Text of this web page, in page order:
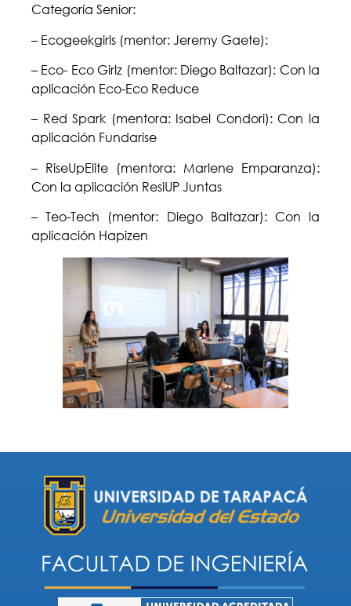
Categoría Senior:
– Ecogeekgirls (mentor: Jeremy Gaete):
– Eco- Eco Girlz (mentor: Diego Baltazar): Con la
aplicación Eco-Eco Reduce
– Red Spark (mentora: Isabel Condori): Con la
aplicación Fundarise
– RiseUpElite (mentora: Marlene Emparanza):
Con la aplicación ResiUP Juntas
– Teo-Tech (mentor: Diego Baltazar): Con la
aplicación Hapizen